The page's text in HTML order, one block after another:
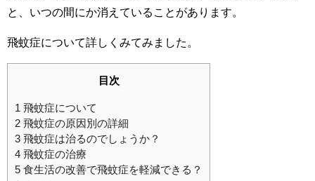
と、いつの間にか消えていることがあります。
飛蚊症について詳しくみてみました。
目次
1 飛蚊症について
2 飛蚊症の原因別の詳細
3 飛蚊症は治るのでしょうか？
4 飛蚊症の治療
5 食生活の改善で飛蚊症を軽減できる？